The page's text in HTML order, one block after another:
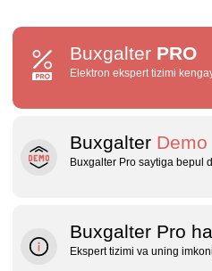
Buxgalter PRO
Elektron ekspert tizimi
Buxgalter Demo
Buxgalter Pro saytiga bepul
Buxgalter Pro
Ekspert tizimi va uning